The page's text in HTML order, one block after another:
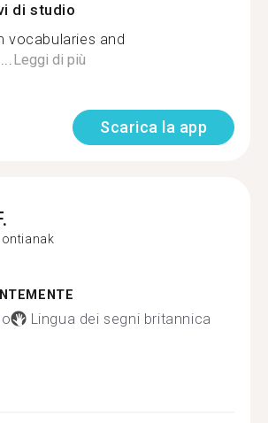
di studio
vocabularies and
Leggi di più
Scarica la app
Lingua dei segni britannica